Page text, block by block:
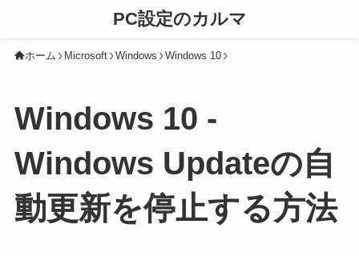
PC設定のカルマ
ホーム Microsoft Windows Windows 10
Windows 10 -
Windows Updateの自
動更新を停止する方法